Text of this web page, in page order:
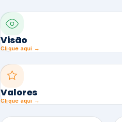
Visão
Clique aqui →
Valores
Clique aqui →